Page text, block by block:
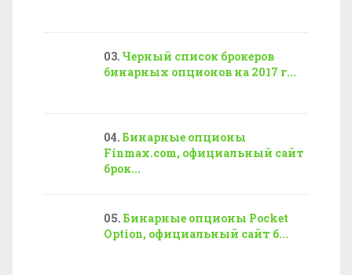
Черный список брокеров
бинарных опционов на 2017 г...
Бинарные опционы
Finmax.com, официальный сайт
брок...
Бинарные опционы Pocket
Option, официальный сайт б...